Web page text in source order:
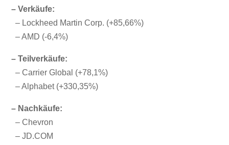
– Verkäufe:
– Lockheed Martin Corp. (+85,66%)
– AMD (-6,4%)
– Teilverkäufe:
– Carrier Global (+78,1%)
– Alphabet (+330,35%)
– Nachkäufe:
– Chevron
– JD.COM